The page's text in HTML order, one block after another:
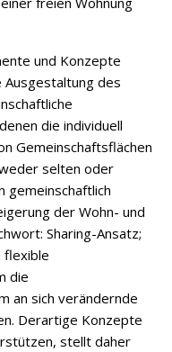
und Konzepte
Ausgestaltung des
die individuell
Gemeinschaftsflächen
selten oder
gemeinschaftlich
der Wohn- und
Sharing-Ansatz;
flexible
die
an sich verändernde
Derartige Konzepte
stellt daher